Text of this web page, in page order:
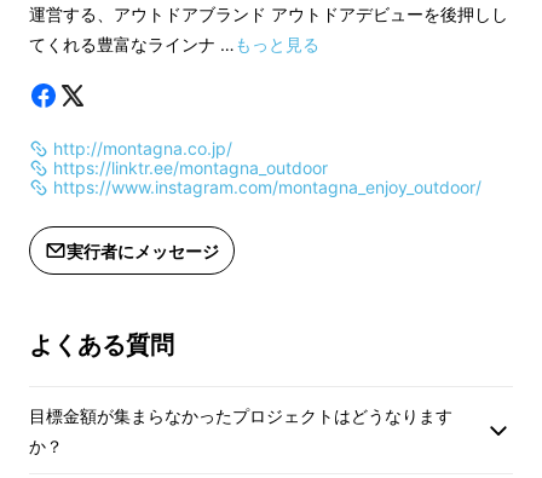
運営する、アウトドアブランド アウトドアデビューを後押しし
てくれる豊富なラインナ …もっと見る
http://montagna.co.jp/
https://linktr.ee/montagna_outdoor
https://www.instagram.com/montagna_enjoy_outdoor/
実行者にメッセージ
よくある質問
目標金額が集まらなかったプロジェクトはどうなります
か？